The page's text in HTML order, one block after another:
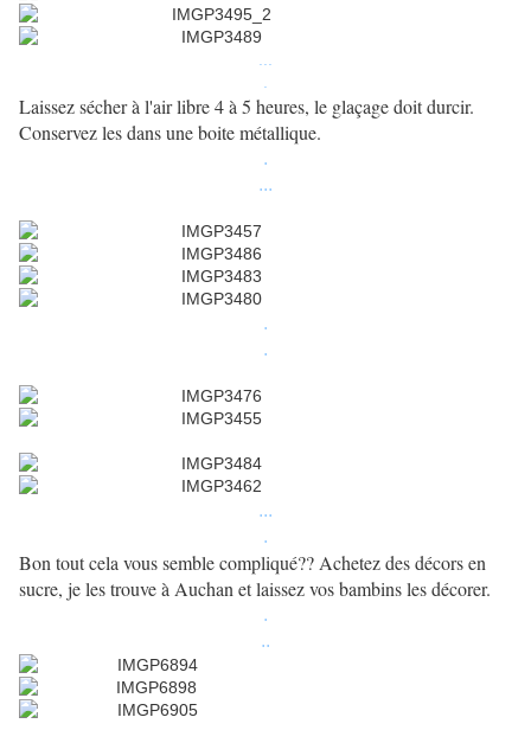
Laissez sécher à l'air libre 4 à 5 heures, le glaçage doit durcir.
Conservez les dans une boite métallique.
.
...
.
.
...
.
Bon tout cela vous semble compliqué?? Achetez des décors en
sucre, je les trouve à Auchan et laissez vos bambins les décorer.
.
..